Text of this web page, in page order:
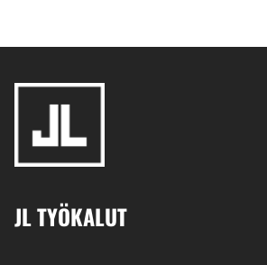
JL TYÖKALUT